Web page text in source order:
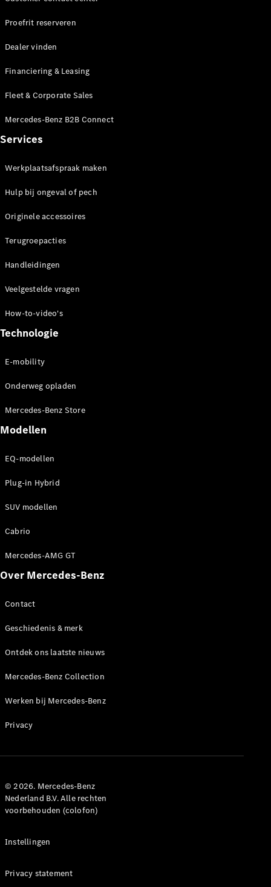
Proefrit reserveren
Dealer vinden
Financiering & Leasing
Fleet & Corporate Sales
Mercedes-Benz B2B Connect
Services
Werkplaatsafspraak maken
Hulp bij ongeval of pech
Originele accessoires
Terugroepacties
Handleidingen
Veelgestelde vragen
How-to-video's
Technologie
E-mobility
Onderweg opladen
Mercedes-Benz Store
Modellen
EQ-modellen
Plug-in Hybrid
SUV modellen
Cabrio
Mercedes-AMG GT
Over Mercedes-Benz
Contact
Geschiedenis & merk
Ontdek ons laatste nieuws
Mercedes-Benz Collection
Werken bij Mercedes-Benz
Privacy
© 2026. Mercedes-Benz
Nederland B.V. Alle rechten
voorbehouden (colofon)
Instellingen
Privacy statement